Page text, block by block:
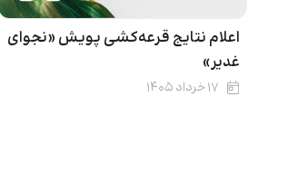
اعلام نتایج قرعه‌کشی پویش «نجوای
غدیر»
۱۷ خرداد ۱۴۰۵